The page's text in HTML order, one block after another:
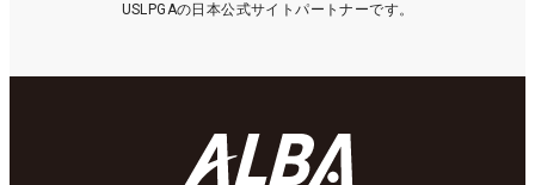
USLPGAの日本公式サイトパートナーです。